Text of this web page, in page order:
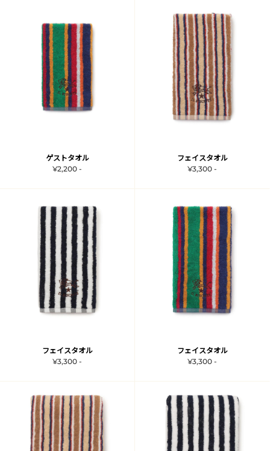
ゲストタオル
¥2,200 -
フェイスタオル
¥3,300 -
フェイスタオル
¥3,300 -
フェイスタオル
¥3,300 -